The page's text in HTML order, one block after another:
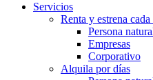
Servicios
Renta y estrena cada
Persona
Empresas
Corporativo
Alquila por días